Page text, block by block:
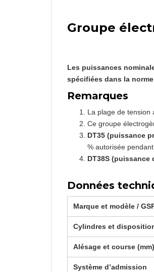
Groupe
Les puissances
spécifiées dans la norme
Remarques
La plage de tension
Ce groupe
DT35 (puissance
% autorisée
DT38S (puissance
Données
Marque et modèle /
Cylindres et
Alésage et course (mm)
Système d’admission